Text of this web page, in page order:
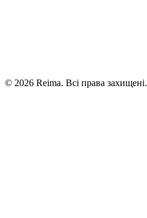
© 2026 Reima. Всі права захищені.